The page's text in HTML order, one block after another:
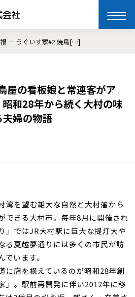
toggle
うぐいす家#2 焼鳥[…]
屋の看板娘と常連客がア
和28年から続く大村の味
婦の物語
湾を望む雄大な自然と大村藩から
できる大村市。毎年8月に開催され
」ではJR大村駅に巨大な提灯大や
る夏越夢通りには多くの市民が訪
います。
に店を構えているのが昭和28年創
」。駅前再開発に伴い2012年に移